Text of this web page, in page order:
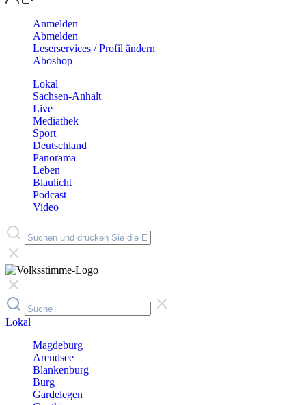
Anmelden
Abmelden
Leserservices / Profil ändern
Aboshop
Lokal
Sachsen-Anhalt
Live
Mediathek
Sport
Deutschland
Panorama
Leben
Blaulicht
Podcast
Video
Lokal
Magdeburg
Arendsee
Blankenburg
Burg
Gardelegen